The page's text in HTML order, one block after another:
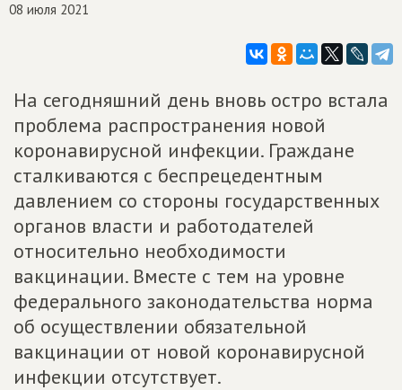
08 июля 2021
На сегодняшний день вновь остро встала
проблема распространения новой
коронавирусной инфекции. Граждане
сталкиваются с беспрецедентным
давлением со стороны государственных
органов власти и работодателей
относительно необходимости
вакцинации. Вместе с тем на уровне
федерального законодательства норма
об осуществлении обязательной
вакцинации от новой коронавирусной
инфекции отсутствует.